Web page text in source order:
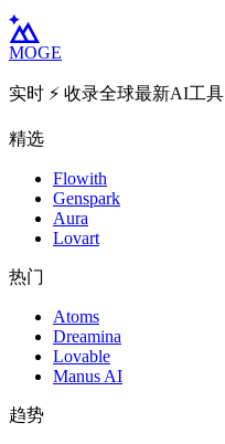
MOGE
实时 ⚡️ 收录全球最新AI工具
精选
Flowith
Genspark
Aura
Lovart
热门
Atoms
Dreamina
Lovable
Manus AI
趋势